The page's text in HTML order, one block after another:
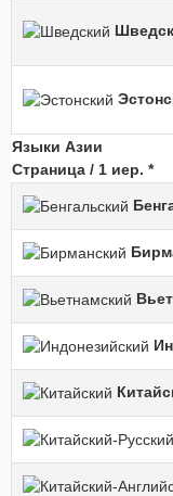
Языки Азии
Страница / 1 иер. *